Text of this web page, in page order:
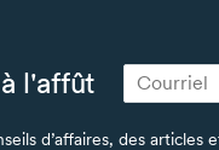
l'affût
d’affaires, des